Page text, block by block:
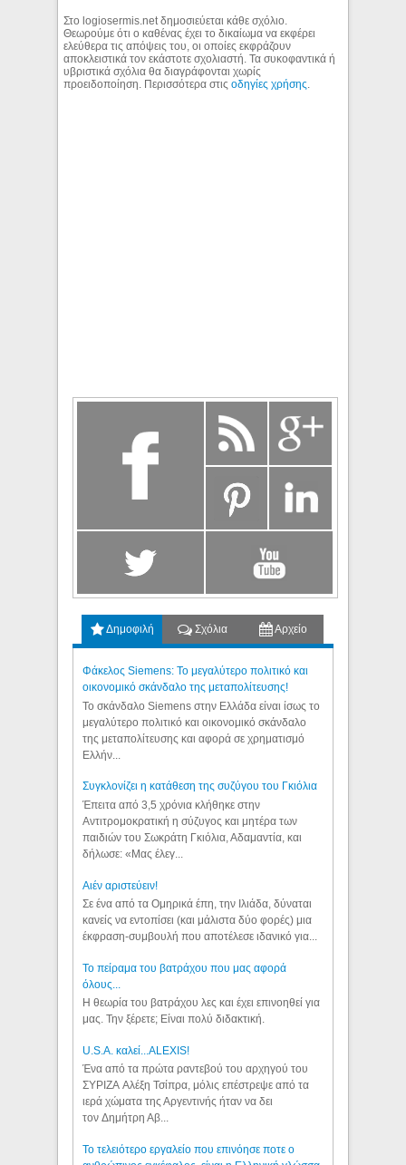
Στο logiosermis.net δημοσιεύεται κάθε σχόλιο.
Θεωρούμε ότι ο καθένας έχει το δικαίωμα να εκφέρει
ελεύθερα τις απόψεις του, οι οποίες εκφράζουν
αποκλειστικά τον εκάστοτε σχολιαστή. Τα συκοφαντικά ή
υβριστικά σχόλια θα διαγράφονται χωρίς
προειδοποίηση. Περισσότερα στιςοδηγίες χρήσης
Δημοφιλή Σχόλια Αρχείο
Φάκελος Siemens: Το μεγαλύτερο πολιτικό και
οικονομικό σκάνδαλο της μεταπολίτευσης!
Το σκάνδαλο Siemens στην Ελλάδα είναι ίσως το
μεγαλύτερο πολιτικό και οικονομικό σκάνδαλο
της μεταπολίτευσης και αφορά σε χρηματισμό
Ελλήν...
Συγκλονίζει η κατάθεση της συζύγου του Γκιόλια
Έπειτα από 3,5 χρόνια κλήθηκε στην
Αντιτρομοκρατική η σύζυγος και μητέρα των
παιδιών του Σωκράτη Γκιόλια, Αδαμαντία, και
δήλωσε: «Μας έλεγ...
Aιέν αριστεύειν!
Σε ένα από τα Ομηρικά έπη, την Ιλιάδα, δύναται
κανείς να εντοπίσει (και μάλιστα δύο φορές) μια
έκφραση-συμβουλή που αποτέλεσε ιδανικό για...
Το πείραμα του βατράχου που μας αφορά
όλους...
Η θεωρία του βατράχου λες και έχει επινοηθεί για
μας. Την ξέρετε; Είναι πολύ διδακτική.
U.S.A. καλεί...ALEXIS!
Ένα από τα πρώτα ραντεβού του αρχηγού του
ΣΥΡΙΖΑ Αλέξη Τσίπρα, μόλις επέστρεψε από τα
ιερά χώματα της Αργεντινής ήταν να δει
τον Δημήτρη Αβ...
Το τελειότερο εργαλείο που επινόησε ποτε ο